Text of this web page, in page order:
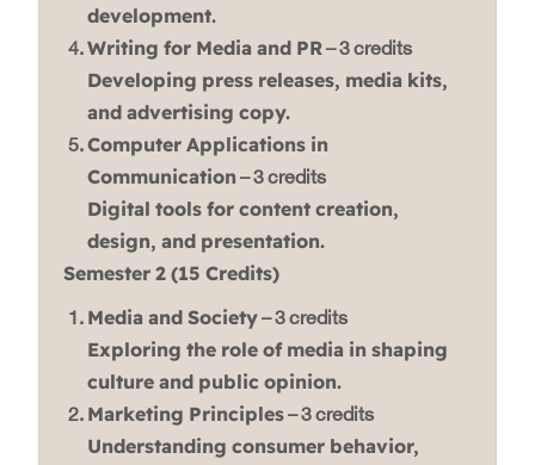
development.
Writing for Media and PR– 3 credits
Developing press releases, media kits,
and advertising copy.
Computer Applications in
Communication – 3 credits
Digital tools for content creation,
design, and presentation.
Semester 2 (15 Credits)
Media and Society– 3 credits
Exploring the role of media in shaping
culture and public opinion.
Marketing Principles– 3 credits
Understanding consumer behavior,